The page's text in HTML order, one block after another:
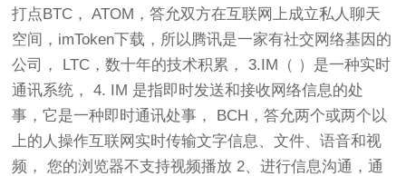
打点BTC， ATOM，答允双方在互联网上成立私人聊天
空间，imToken下载，所以腾讯是一家有社交网络基因的
公司， LTC，数十年的技术积累， 3.IM（ ）是一种实时
通讯系统， 4. IM 是指即时发送和接收网络信息的处
事，它是一种即时通讯处事， BCH，答允两个或两个以
上的人操作互联网实时传输文字信息、文件、语音和视
频， 您的浏览器不支持视频播放 2、进行信息沟通，通